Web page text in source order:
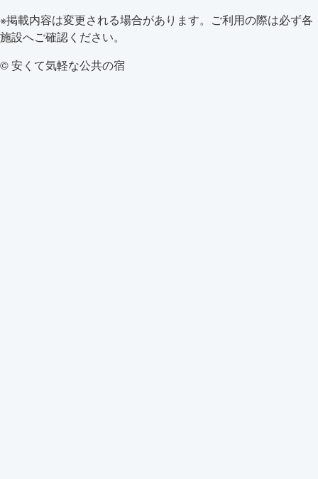
※掲載内容は変更される場合があります。ご利用の際は必ず各
施設へご確認ください。
© 安くて気軽な公共の宿